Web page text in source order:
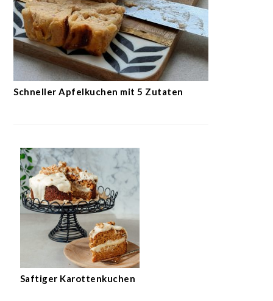
Schneller Apfelkuchen mit 5 Zutaten
Saftiger Karottenkuchen